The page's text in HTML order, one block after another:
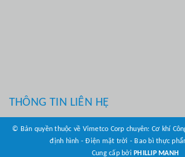
THÔNG TIN LIÊN HỆ
© Bản quyền thuộc về Vimetco Corp chuyên: Cơ khí
định hình - Điện mặt trời - Bao bì thực
Cung cấp bởi PHILLIP MANH